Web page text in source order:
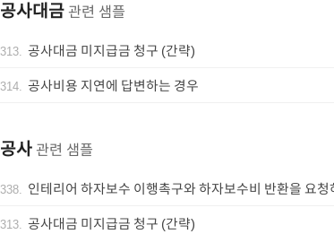
공사대금 관련 샘플
313. 공사대금 미지급금 청구 (간략)
314. 공사비용 지연에 답변하는 경우
공사 관련 샘플
338. 인테리어 하자보수 이행촉구와 하자보수비 반환을 요청
313. 공사대금 미지급금 청구 (간략)